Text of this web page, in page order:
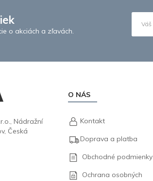
o akciách a zľavách.
Nádražní
Česká
O NÁS
Kontakt
Doprava a platba
Obchodné podmienky
Ochrana osobných